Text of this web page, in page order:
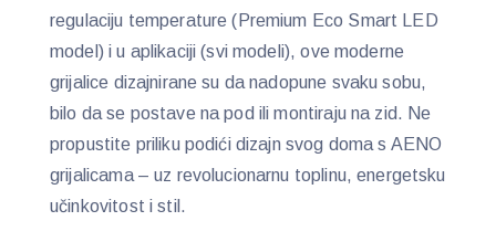
regulaciju temperature (Premium Eco Smart LED
model) i u aplikaciji (svi modeli), ove moderne
grijalice dizajnirane su da nadopune svaku sobu,
bilo da se postave na pod ili montiraju na zid. Ne
propustite priliku podići dizajn svog doma s AENO
grijalicama – uz revolucionarnu toplinu, energetsku
učinkovitost i stil.